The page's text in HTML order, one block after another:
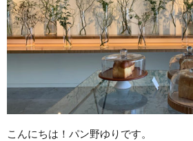
こんにちは！パン野ゆりです。